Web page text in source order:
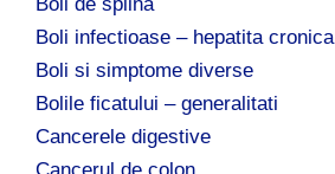
Boli infectioase – hepatita cronica
Boli si simptome diverse
Bolile ficatului – generalitati
Cancerele digestive